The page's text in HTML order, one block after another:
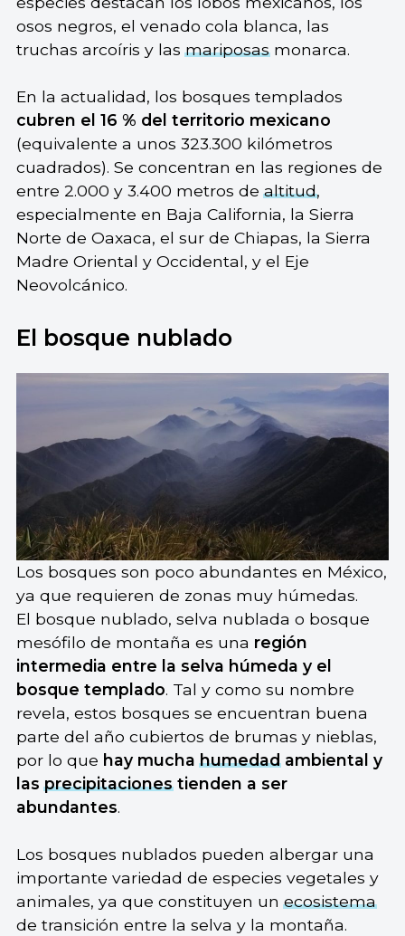
osos negros, el venado cola blanca, las
truchas arcoíris y lasmariposasmonarca.
En la actualidad, los bosques templados
cubren el 16 % del territorio mexicano
(equivalente a unos 323.300 kilómetros
cuadrados). Se concentran en las regiones de
entre 2.000 y 3.400 metros dealtitud,
especialmente en Baja California, la Sierra
Norte de Oaxaca, el sur de Chiapas, la Sierra
Madre Oriental y Occidental, y el Eje
Neovolcánico.
El bosque nublado
Los bosques son poco abundantes en México,
ya que requieren de zonas muy húmedas.
El bosque nublado, selva nublada o bosque
mesófilo de montaña es una región
intermedia entre la selva húmeda y el
bosque templado. Tal y como su nombre
revela, estos bosques se encuentran buena
parte del año cubiertos de brumas y nieblas,
por lo que hay muchahumedadambiental y
lasprecipitacionestienden a ser
abundantes.
Los bosques nublados pueden albergar una
importante variedad de especies vegetales y
animales, ya que constituyen unecosistema
de transición entre la selva y la montaña.